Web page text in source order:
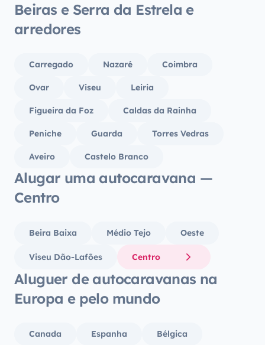
Beiras e Serra da Estrela e
arredores
Carregado Nazaré Coimbra
Ovar Viseu Leiria
Figueira da Foz Caldas da Rainha
Peniche Guarda Torres Vedras
Aveiro Castelo Branco
Alugar uma autocaravana —
Centro
Beira Baixa Médio Tejo Oeste
Viseu Dão-Lafões Centro
Aluguer de autocaravanas na
Europa e pelo mundo
Canada Espanha Bélgica